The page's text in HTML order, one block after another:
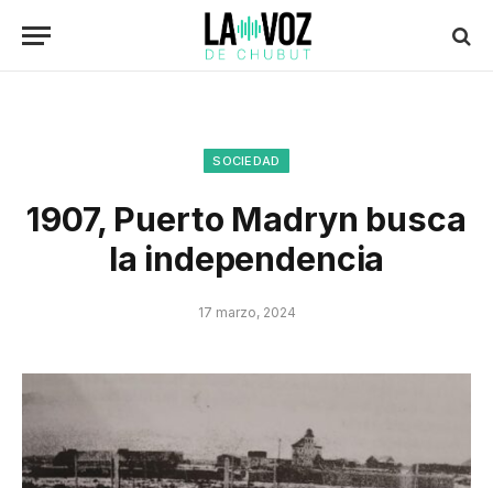
SOCIEDAD
1907, Puerto Madryn busca
la independencia
17 marzo, 2024